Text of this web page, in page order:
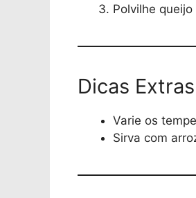
Polvilhe
Dicas Extras
Varie os
Sirva com